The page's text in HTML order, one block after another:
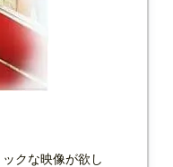
クな映像が欲し